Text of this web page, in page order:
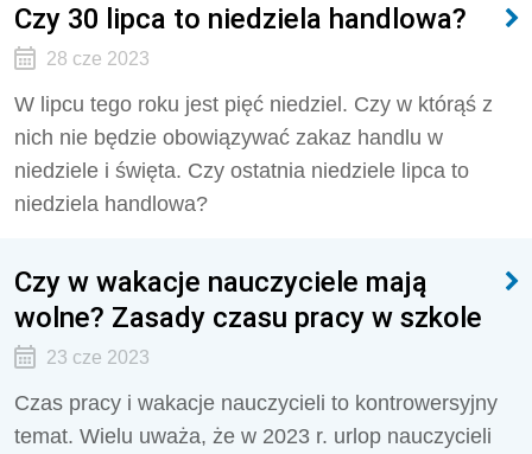
Czy 30 lipca to niedziela handlowa?
28 cze 2023
W lipcu tego roku jest pięć niedziel. Czy w którąś z
nich nie będzie obowiązywać zakaz handlu w
niedziele i święta. Czy ostatnia niedziele lipca to
niedziela handlowa?
Czy w wakacje nauczyciele mają
wolne? Zasady czasu pracy w szkole
23 cze 2023
Czas pracy i wakacje nauczycieli to kontrowersyjny
temat. Wielu uważa, że w 2023 r. urlop nauczycieli